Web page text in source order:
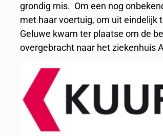
grondig mis. Om een nog
met haar voertuig, om uit
Geluwe kwam ter plaatse om de
overgebracht naar het ziekenhuis